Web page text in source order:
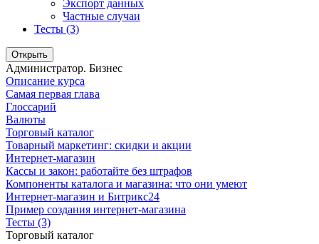
Экспорт данных
Частные случаи
Тесты (3)
Открыть
Администратор. Бизнес
Описание курса
Самая первая глава
Глоссарий
Валюты
Торговый каталог
Товарный маркетинг: скидки и акции
Интернет-магазин
Кассы и закон: работайте без штрафов
Компоненты каталога и магазина: что они умеют
Интернет-магазин и Битрикс24
Пример создания интернет-магазина
Тесты (3)
Торговый каталог